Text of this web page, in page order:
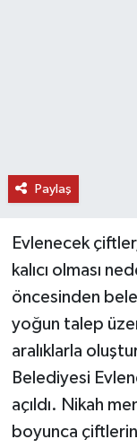
Paylaş
Evlenecek
kalıcı olması
öncesinden
yoğun talep
aralıklarla
Belediyesi
açıldı. Nikah
boyunca